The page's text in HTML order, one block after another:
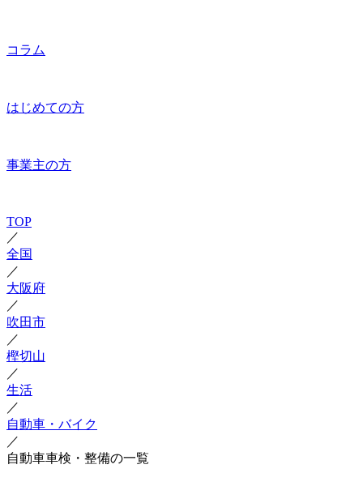
コラム
はじめての方
事業主の方
TOP
／
全国
／
大阪府
／
吹田市
／
樫切山
／
生活
／
自動車・バイク
／
自動車車検・整備の一覧